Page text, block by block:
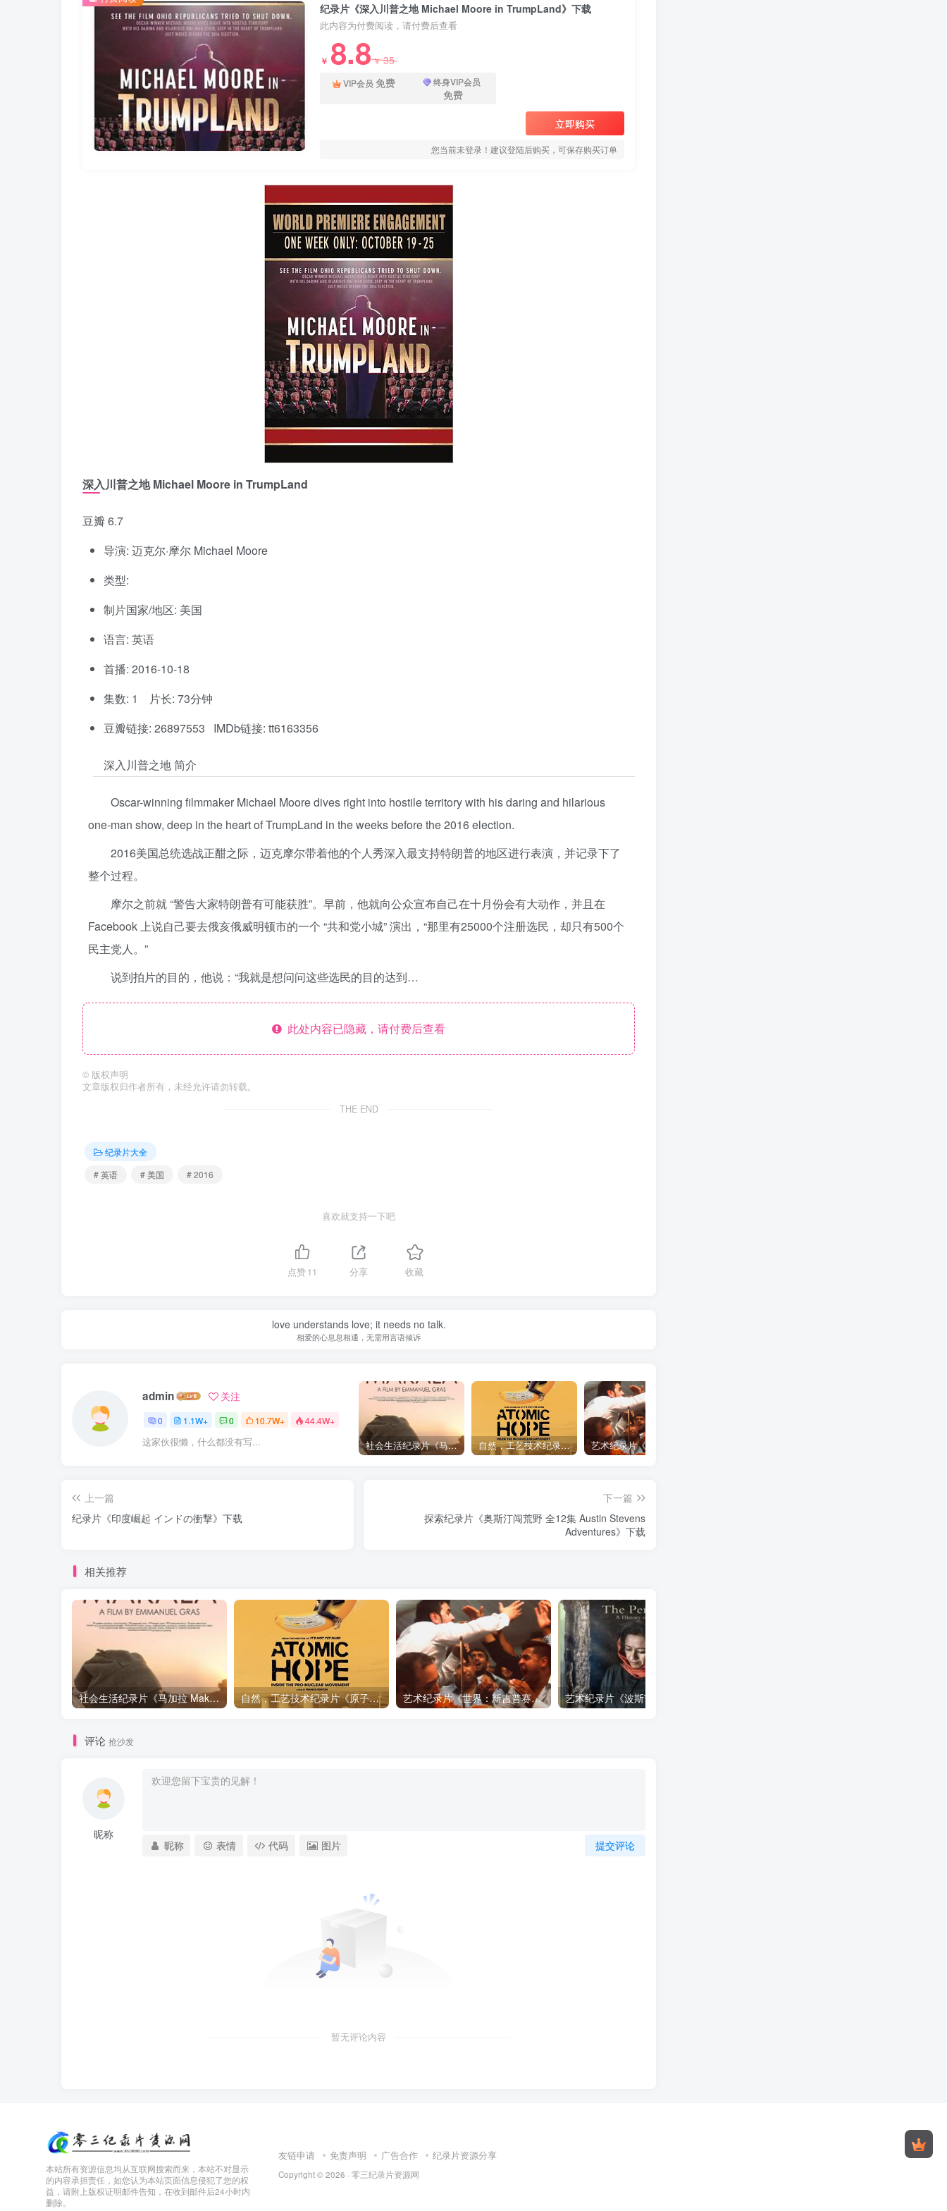
纪录片《深入川普之地 Michael Moore in TrumpLand》下载
此内容为付费阅读，请付费后查看
￥ 8.8￥35
VIP会员 免费 终身VIP会员
免费
立即购买
您当前未登录！建议登陆后购买，可保存购买订单
深入川普之地 Michael Moore in TrumpLand
豆瓣 6.7
导演: 迈克尔·摩尔 Michael Moore
类型:
制片国家/地区: 美国
语言: 英语
首播: 2016-10-18
集数: 1 片长: 73分钟
豆瓣链接: 26897553 IMDb链接: tt6163356
深入川普之地 简介
Oscar-winning filmmaker Michael Moore dives right into hostile territory with his daring and hilarious
one-man show, deep in the heart of TrumpLand in the weeks before the 2016 election.
2016美国总统选战正酣之际，迈克摩尔带着他的个人秀深入最支持特朗普的地区进行表演，并记录下了
整个过程。
摩尔之前就 “警告大家特朗普有可能获胜”。早前，他就向公众宣布自己在十月份会有大动作，并且在
Facebook 上说自己要去俄亥俄威明顿市的一个 “共和党小城” 演出，“那里有25000个注册选民，却只有500个
民主党人。”
说到拍片的目的，他说：“我就是想问问这些选民的目的达到…
此处内容已隐藏，请付费后查看
© 版权声明
文章版权归作者所有，未经允许请勿转载。
THE END
纪录片大全
# 英语
# 美国 # 2016
喜欢就支持一下吧
点赞11 分享 收藏
love understands love; it needs no talk.
相爱的心息息相通，无需用言语倾诉
admin 关注
0 1.1W+ 0 10.7W+ 44.4W+
这家伙很懒，什么都没有写... 社会生活纪录片《马加拉 Makala》下载 自然，工艺技术纪录片《原子能的希望 Atomic Hope – Inside the Pro-Nuclear Movement》下载
上一篇
纪录片《印度崛起 インドの衝撃》下载
下一篇
探索纪录片《奥斯汀闯荒野 全12集 Austin Stevens
Adventures》下载
相关推荐
社会生活纪录片《马加拉 Makala》下载 自然，工艺技术纪录片《原子能的希望 Atomic Hope – Inside the Pro-Nuclear Movement》下载 艺术纪录片《世界：新吉普赛之王 This World: The New Gypsy Kings》下载
评论 抢沙发
昵称
提交评论
昵称 表情 代码 图片
暂无评论内容
本站所有资源信息均从互联网搜索而来，本站不对显示
的内容承担责任，如您认为本站页面信息侵犯了您的权
益，请附上版权证明邮件告知，在收到邮件后24小时内
删除。
友链申请 免责声明 广告合作 纪录片资源分享
Copyright © 2026 · 零三纪录片资源网